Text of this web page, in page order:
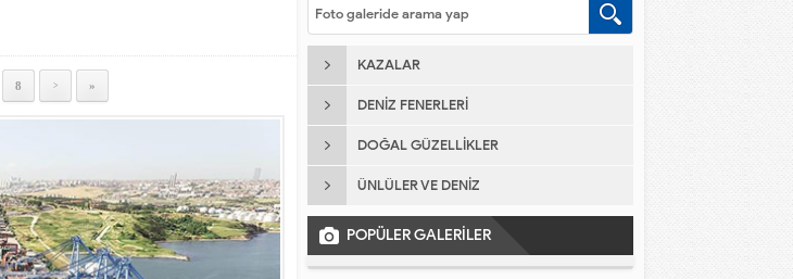
8 > »
KAZALAR
DENIZ FENERLERI
DOĞAL GÜZELLIKLER
ÜNLÜLER VE DENIZ
POPÜLER GALERİLER